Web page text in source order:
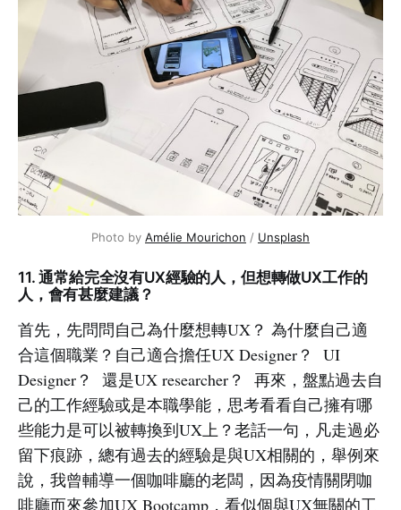
Photo by Amélie Mourichon / Unsplash
11. 通常給完全沒有UX經驗的人，但想轉做UX工作的
人，會有甚麼建議？
首先，先問問自己為什麼想轉UX？ 為什麼自己適
合這個職業？自己適合擔任UX Designer？ UI
Designer？ 還是UX researcher？ 再來，盤點過去自
己的工作經驗或是本職學能，思考看看自己擁有哪
些能力是可以被轉換到UX上？老話一句，凡走過必
留下痕跡，總有過去的經驗是與UX相關的，舉例來
說，我曾輔導一個咖啡廳的老闆，因為疫情關閉咖
啡廳而來參加UX Bootcamp，看似個與UX無關的工